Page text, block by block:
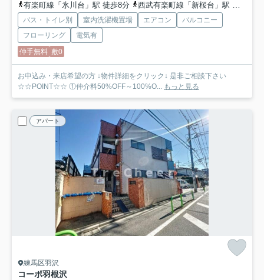
有楽町線「氷川台」駅 徒歩8分
西武有楽町線「新桜台」駅 徒歩11分
バス・トイレ別 室内洗濯機置場 エアコン
バルコニー
フローリング
電気有
仲手無料 敷0
お申込み・来店希望の方 ↓物件詳細をクリック↓ 是非ご相談下さい
☆☆POINT☆☆ ①仲介料50%OFF～100%O... もっと見る
アパート
練馬区羽沢
コーポ羽根沢